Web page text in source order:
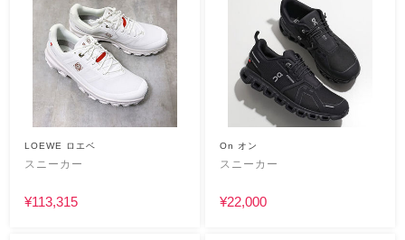
LOEWE ロエベ
スニーカー
¥113,315
On オン
スニーカー
¥22,000